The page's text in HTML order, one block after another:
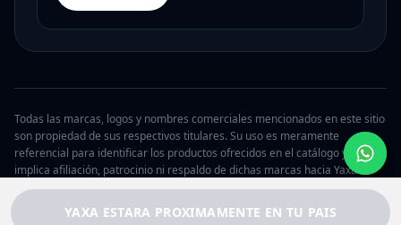
YAXA ESTARA PROXIMAMENTE EN TU PAIS
Todas las marcas, logos y nombres comerciales mencionados en este sitio
son propiedad de sus respectivos titulares. Su uso es meramente
referencial para identificar los productos ofrecidos en el catálogo y no
implica afiliación, patrocinio ni respaldo de dichas marcas hacia Yaxa.
© 2026 Yaxa Argentina. Todos los derechos reservados.